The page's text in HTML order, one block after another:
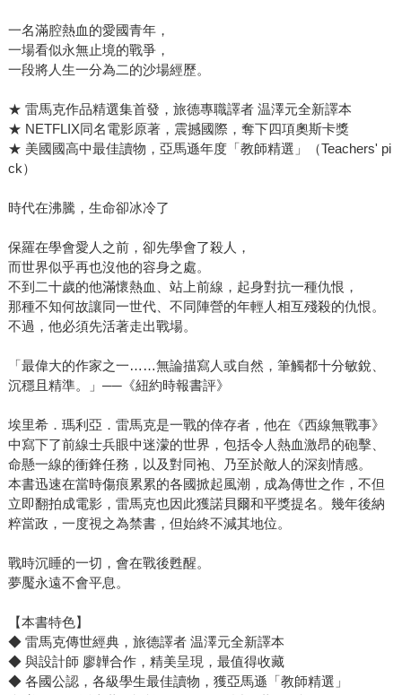
一名滿腔熱血的愛國青年，
一場看似永無止境的戰爭，
一段將人生一分為二的沙場經歷。
★ 雷馬克作品精選集首發，旅德專職譯者 温澤元全新譯本
★ NETFLIX同名電影原著，震撼國際，奪下四項奧斯卡獎
★ 美國國高中最佳讀物，亞馬遜年度「教師精選」（Teachers' pi
ck）
時代在沸騰，生命卻冰冷了
保羅在學會愛人之前，卻先學會了殺人，
而世界似乎再也沒他的容身之處。
不到二十歲的他滿懷熱血、站上前線，起身對抗一種仇恨，
那種不知何故讓同一世代、不同陣營的年輕人相互殘殺的仇恨。
不過，他必須先活著走出戰場。
「最偉大的作家之一……無論描寫人或自然，筆觸都十分敏銳、
沉穩且精準。」──《紐約時報書評》
埃里希．瑪利亞．雷馬克是一戰的倖存者，他在《西線無戰事》
中寫下了前線士兵眼中迷濛的世界，包括令人熱血激昂的砲擊、
命懸一線的衝鋒任務，以及對同袍、乃至於敵人的深刻情感。
本書迅速在當時傷痕累累的各國掀起風潮，成為傳世之作，不但
立即翻拍成電影，雷馬克也因此獲諾貝爾和平獎提名。幾年後納
粹當政，一度視之為禁書，但始終不減其地位。
戰時沉睡的一切，會在戰後甦醒。
夢魘永遠不會平息。
【本書特色】
◆ 雷馬克傳世經典，旅德譯者 温澤元全新譯本
◆ 與設計師 廖韡合作，精美呈現，最值得收藏
◆ 各國公認，各級學生最佳讀物，獲亞馬遜「教師精選」